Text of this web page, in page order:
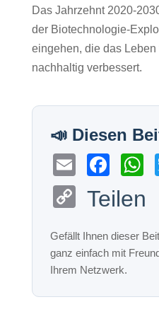
Das Jahrzehnt 2020-
der Biotechnologie-
eingehen, die das
nachhaltig verbessert.
E
m
ail
a
c
e
b
o
o
at
s
A
p
C
p
y
Teilen